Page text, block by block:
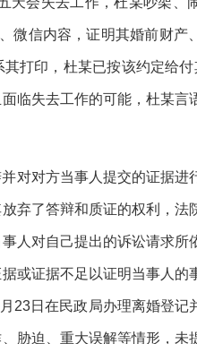
微信内容，证明其婚前财产
打印，杜某已按该约定给
临失去工作的可能，杜某言
对对方当事人提交的证据进
弃了答辩和质证的权利，法
人对自己提出的诉讼请求所
或证据不足以证明当事人的
23日在民政局办理离婚登记
胁迫、重大误解等情形，未